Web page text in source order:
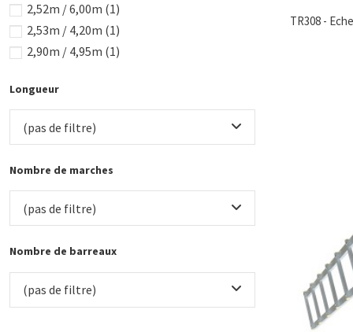
TR308 -
2,52m / 6,00m (1)
2,53m / 4,20m (1)
2,90m / 4,95m (1)
Longueur
(pas de filtre)
Nombre de marches
(pas de filtre)
Nombre de barreaux
(pas de filtre)